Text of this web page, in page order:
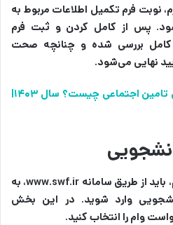
نوبت فرم تکمیل اطلاعات مربوط به
پس از کامل کردن و ثبت فرم
کامل بررسی شده و چنانچه صحت
نهایی می‌شود.
وام بازنشستگان تامین اجتماعی چیست؟ سال ۱۴۰۳|
جهت ثبت درخواست وام‌، باید از طریق سامانه www.swf.ir، به
وارد شوید. در این بخش
وام‌ را انتخاب کنید.